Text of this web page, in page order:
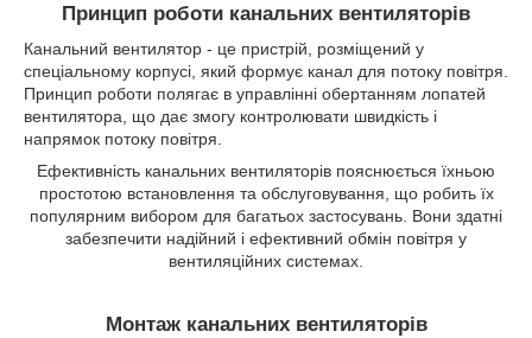
Принцип роботи канальних вентиляторів
Канальний вентилятор - це пристрій, розміщений у
спеціальному корпусі, який формує канал для потоку повітря.
Принцип роботи полягає в управлінні обертанням лопатей
вентилятора, що дає змогу контролювати швидкість і
напрямок потоку повітря.
Ефективність канальних вентиляторів пояснюється їхньою
простотою встановлення та обслуговування, що робить їх
популярним вибором для багатьох застосувань. Вони здатні
забезпечити надійний і ефективний обмін повітря у
вентиляційних системах.
Монтаж канальних вентиляторів